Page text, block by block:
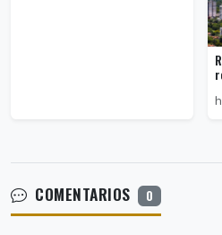
COMENTARIOS 0